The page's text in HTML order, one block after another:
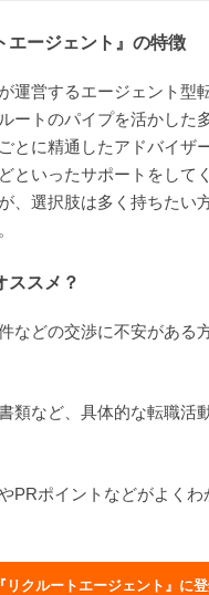
エージェント』の特徴
運営するエージェント型
ートのパイプを活かした
とに精通したアドバイザ
といったサポートをして
、選択肢は多く持ちたい
ススメ？
などの交渉に不安がある
類など、具体的な転職活
PRポイントなどがよく
リクルートエージェント』に登